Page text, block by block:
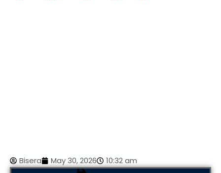
Bisera May 30, 2026 10:32 am